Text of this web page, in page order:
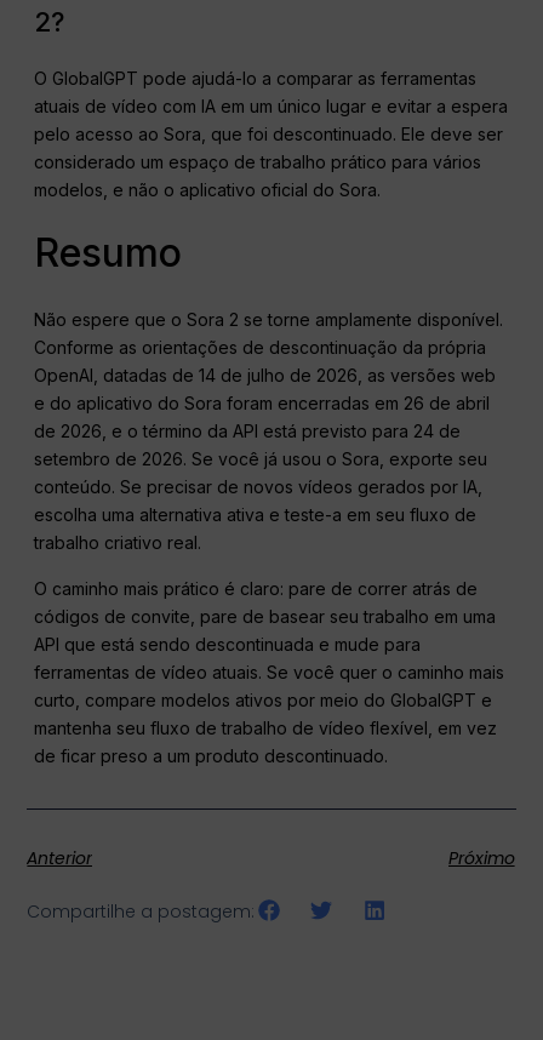
2?
O GlobalGPT pode ajudá-lo a comparar as ferramentas
atuais de vídeo com IA em um único lugar e evitar a espera
pelo acesso ao Sora, que foi descontinuado. Ele deve ser
considerado um espaço de trabalho prático para vários
modelos, e não o aplicativo oficial do Sora.
Resumo
Não espere que o Sora 2 se torne amplamente disponível.
Conforme as orientações de descontinuação da própria
OpenAI, datadas de 14 de julho de 2026, as versões web
e do aplicativo do Sora foram encerradas em 26 de abril
de 2026, e o término da API está previsto para 24 de
setembro de 2026. Se você já usou o Sora, exporte seu
conteúdo. Se precisar de novos vídeos gerados por IA,
escolha uma alternativa ativa e teste-a em seu fluxo de
trabalho criativo real.
O caminho mais prático é claro: pare de correr atrás de
códigos de convite, pare de basear seu trabalho em uma
API que está sendo descontinuada e mude para
ferramentas de vídeo atuais. Se você quer o caminho mais
curto, compare modelos ativos por meio do GlobalGPT e
mantenha seu fluxo de trabalho de vídeo flexível, em vez
de ficar preso a um produto descontinuado.
Anterior Próximo
Compartilhe a postagem: